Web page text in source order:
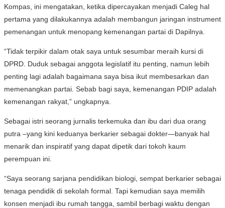
Kompas, ini mengatakan, ketika dipercayakan menjadi Caleg hal
pertama yang dilakukannya adalah membangun jaringan instrument
pemenangan untuk menopang kemenangan partai di Dapilnya.
“Tidak terpikir dalam otak saya untuk sesumbar meraih kursi di
DPRD. Duduk sebagai anggota legislatif itu penting, namun lebih
penting lagi adalah bagaimana saya bisa ikut membesarkan dan
memenangkan partai. Sebab bagi saya, kemenangan PDIP adalah
kemenangan rakyat,” ungkapnya.
Sebagai istri seorang jurnalis terkemuka dan ibu dari dua orang
putra –yang kini keduanya berkarier sebagai dokter—banyak hal
menarik dan inspiratif yang dapat dipetik dari tokoh kaum
perempuan ini.
“Saya seorang sarjana pendidikan biologi, sempat berkarier sebagai
tenaga pendidik di sekolah formal. Tapi kemudian saya memilih
konsen menjadi ibu rumah tangga, sambil berbagi waktu dengan